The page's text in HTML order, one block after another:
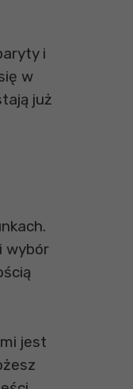
i
w
już
wybór
jest